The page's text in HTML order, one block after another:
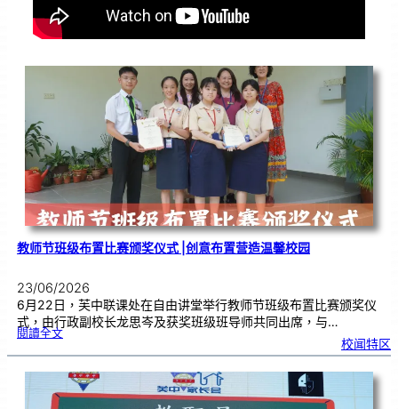
教师节班级布置比赛颁奖仪式 |创意布置营造温馨校园
23/06/2026
6月22日，芙中联课处在自由讲堂举行教师节班级布置比赛颁奖仪
式，由行政副校长龙思岑及获奖班级班导师共同出席，与…
閱讀全文:教
班
布
置
比
颁
奖
校闻特区